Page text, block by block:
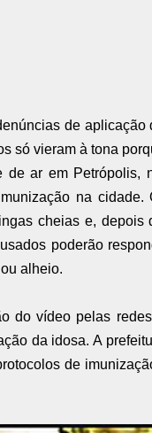
de
só vieram à tona
de ar em Petrópolis,
na cidade.
cheias e,
poderão
alheio.
do vídeo pelas
da idosa. A
de